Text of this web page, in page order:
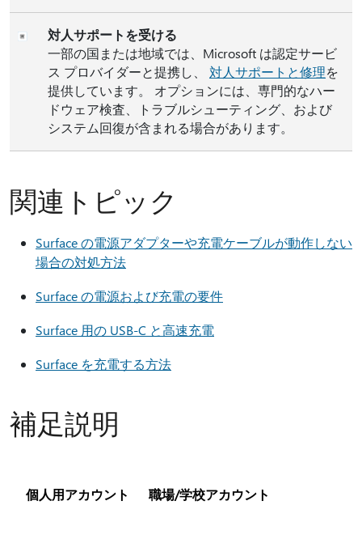
対人サポートを受ける
一部の国または地域では、Microsoft は認定サービ
ス プロバイダーと提携し、 対人サポートと修理を
提供しています。 オプションには、専門的なハー
ドウェア検査、トラブルシューティング、および
システム回復が含まれる場合があります。
関連トピック
Surface の電源アダプターや充電ケーブルが動作しない
場合の対処方法
Surface の電源および充電の要件
Surface 用の USB-C と高速充電
Surface を充電する方法
補足説明
個人用アカウント 職場/学校アカウント